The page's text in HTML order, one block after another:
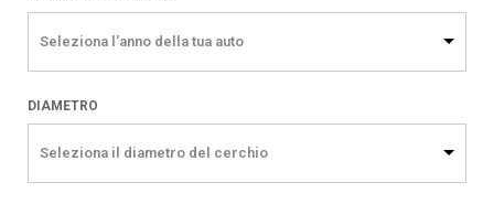
Seleziona l'anno della tua auto
DIAMETRO
Seleziona il diametro del cerchio